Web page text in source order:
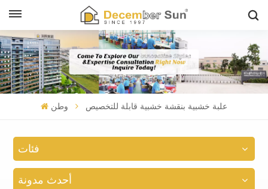
وطن علبة خشبية بنقشة خشبية قابلة للتخصيص
فئات
أحدث مدونة